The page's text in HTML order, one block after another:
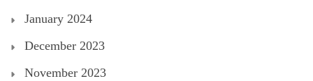
January 2024
December 2023
November 2023